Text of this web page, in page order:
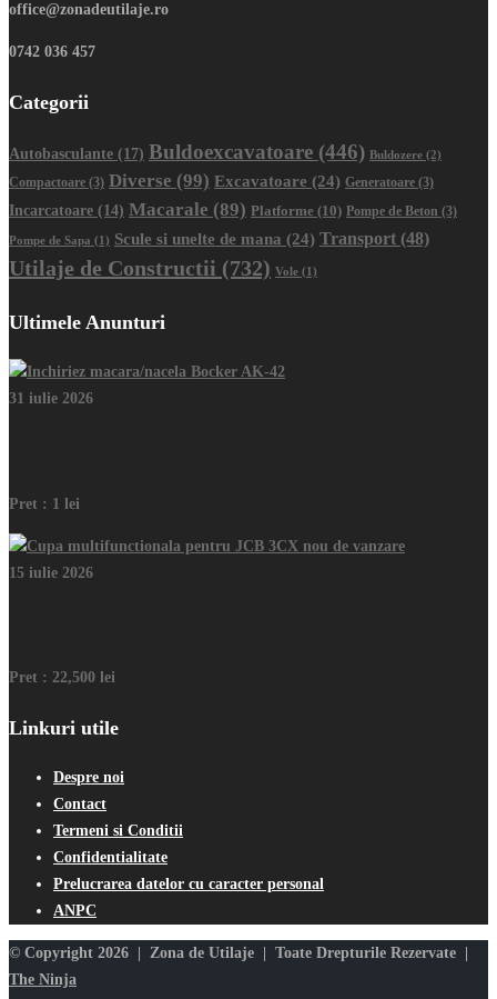
office@zonadeutilaje.ro
0742 036 457
Categorii
Autobasculante (17) Buldoexcavatoare (446) Buldozere (2)
Compactoare (3) Diverse (99) Excavatoare (24) Generatoare (3)
Incarcatoare (14) Macarale (89) Platforme (10) Pompe de Beton (3)
Pompe de Sapa (1) Scule si unelte de mana (24) Transport (48)
Utilaje de Constructii (732) Vole (1)
Ultimele Anunturi
31 iulie 2026
Pret : 1 lei
15 iulie 2026
Pret : 22,500 lei
Linkuri utile
Despre noi
Contact
Termeni si Conditii
Confidentialitate
Prelucrarea datelor cu caracter personal
ANPC
© Copyright 2026 | Zona de Utilaje | Toate Drepturile Rezervate |
The Ninja